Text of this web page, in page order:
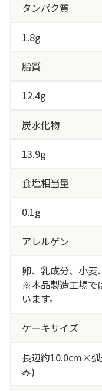
タンパク質
1.8g
脂質
12.4g
炭水化物
13.9g
食塩相当量
0.1g
アレルゲン
卵、乳成分、小麦
※本品製造工場で
います。
ケーキサイズ
長辺約10.0cm×
み)